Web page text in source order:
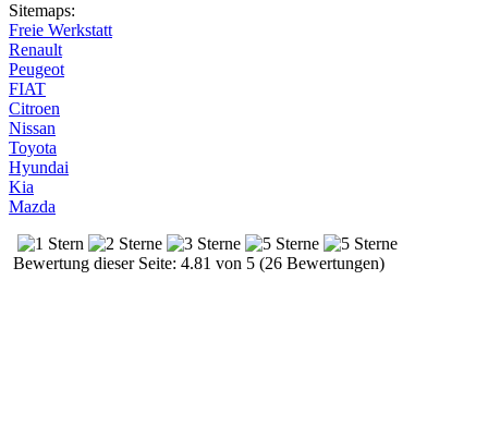
Sitemaps:
Freie Werkstatt
Renault
Peugeot
FIAT
Citroen
Nissan
Toyota
Hyundai
Kia
Mazda
Bewertung dieser Seite: 4.81 von 5 (26 Bewertungen)